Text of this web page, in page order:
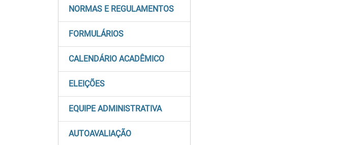
NORMAS E REGULAMENTOS
FORMULÁRIOS
CALENDÁRIO ACADÊMICO
ELEIÇÕES
EQUIPE ADMINISTRATIVA
AUTOAVALIAÇÃO